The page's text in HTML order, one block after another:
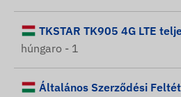
TKSTAR TK905 4G LTE
húngaro - 1
Általános Szerződési